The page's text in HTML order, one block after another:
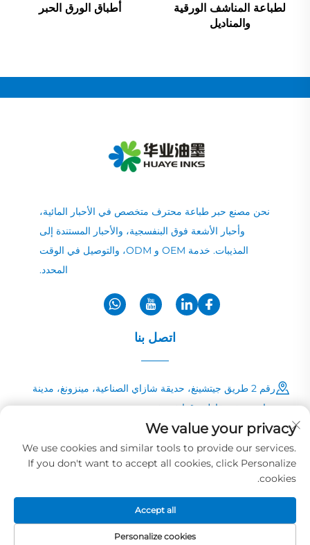
أطباق الورق الحبر
لطباعة المناشف الورقية
والمناديل
نحن مصنع حبر طباعة محترف متخصص في الأحبار المائية،
وأحبار الأشعة فوق البنفسجية، والأحبار المستندة إلى
المذيبات. خدمة OEM و ODM، والتوصيل في الوقت
المحدد.
اتصل بنا
رقم 2 طريق جيتشينغ، حديقة شازاي الصناعية، مينزونغ، مدينة
زهاوتشونغ، مقاطعة قوانغدونغ
[email protected]
الخصوصية
We value your privacy
We use cookies and similar tools to provide our services.
If you don't want to accept all cookies, click Personalize
cookies.
Personalize cookies
Accept all